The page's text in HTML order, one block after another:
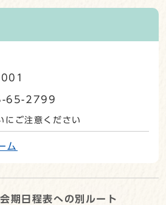
65-2799
にご注意ください
ム
期日程表への別ルート